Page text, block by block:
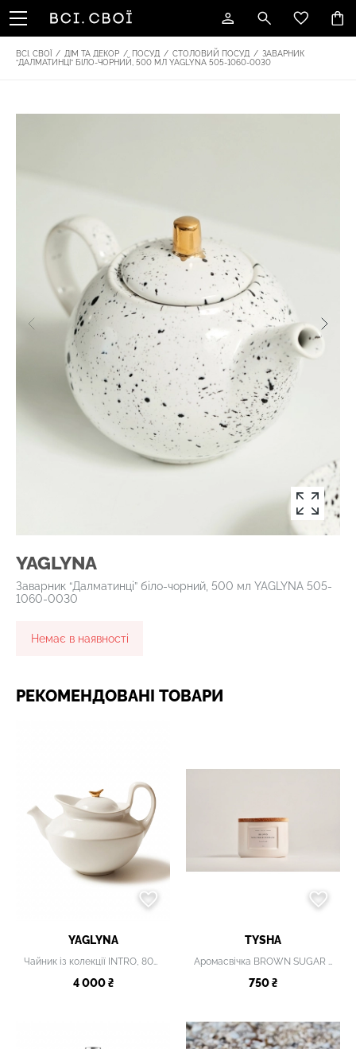
ВСІ. СВОЇ / ДІМ ТА ДЕКОР / ПОСУД / СТОЛОВИЙ ПОСУД / ЗАВАРНИК
“ДАЛМАТИНЦІ” БІЛО-ЧОРНИЙ, 500 МЛ YAGLYNA 505-1060-0030
YAGLYNA
Заварник “Далматинці” біло-чорний, 500 мл YAGLYNA 505-
1060-0030
Немає в наявності
РЕКОМЕНДОВАНІ ТОВАРИ
YAGLYNA
Чайник із колекції INTRO, 800 мл
4 000 ₴
TYSHA
Аромасвічка BROWN SUGAR AND BOURBOUN
750 ₴